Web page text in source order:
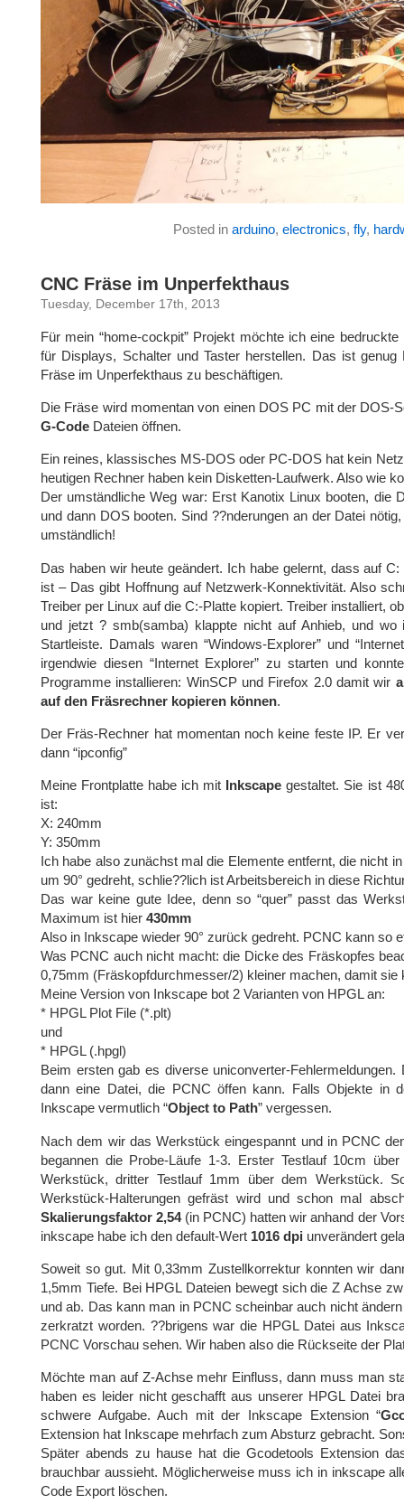
Posted in arduino, electronics, fly,
CNC Fräse im Unperfekthaus
Tuesday, December 17th, 2013
Für mein “home-cockpit” Projekt möchte ich eine
für Displays, Schalter und Taster herstellen. Das ist
Fräse im Unperfekthaus zu beschäftigen.
Die Fräse wird momentan von einen DOS PC mit der DOS-
G-Code Dateien öffnen.
Ein reines, klassisches MS-DOS oder PC-DOS hat kein
heutigen Rechner haben kein Disketten-Laufwerk. Also wie
Der umständliche Weg war: Erst Kanotix Linux booten, die
und dann DOS booten. Sind ??nderungen an der Datei
umständlich!
Das haben wir heute geändert. Ich habe gelernt, dass auf
ist – Das gibt Hoffnung auf Netzwerk-Konnektivität. Also
Treiber per Linux auf die C:-Platte kopiert. Treiber installiert,
und jetzt ? smb(samba) klappte nicht auf Anhieb, und
Startleiste. Damals waren “Windows-Explorer” und
irgendwie diesen “Internet Explorer” zu starten und
Programme installieren: WinSCP und Firefox 2.0 damit wir
auf den Fräsrechner kopieren können.
Der Fräs-Rechner hat momentan noch keine feste IP. Er
dann “ipconfig”
Meine Frontplatte habe ich mit Inkscape gestaltet. Sie ist
ist:
X: 240mm
Y: 350mm
Ich habe also zunächst mal die Elemente entfernt, die nicht
um 90° gedreht, schlie??lich ist Arbeitsbereich in diese
Das war keine gute Idee, denn so “quer” passt das
Maximum ist hier 430mm
Also in Inkscape wieder 90° zurück gedreht. PCNC kann so
Was PCNC auch nicht macht: die Dicke des Fräskopfes
0,75mm (Fräskopfdurchmesser/2) kleiner machen, damit sie
Meine Version von Inkscape bot 2 Varianten von HPGL an:
* HPGL Plot File (*.plt)
und
* HPGL (.hpgl)
Beim ersten gab es diverse uniconverter-
dann eine Datei, die PCNC öffen kann. Falls Objekte in
Inkscape vermutlich “Object to Path” vergessen.
Nach dem wir das Werkstück eingespannt und in PCNC
begannen die Probe-Läufe 1-3. Erster Testlauf 10cm
Werkstück, dritter Testlauf 1mm über dem Werkstück.
Werkstück-Halterungen gefräst wird und schon mal
Skalierungsfaktor 2,54(in PCNC) hatten wir anhand der
inkscape habe ich den default-Wert 1016 dpi unverändert
Soweit so gut. Mit 0,33mm Zustellkorrektur konnten wir
1,5mm Tiefe. Bei HPGL Dateien bewegt sich die Z Achse
und ab. Das kann man in PCNC scheinbar auch nicht
zerkratzt worden. ??brigens war die HPGL Datei aus
PCNC Vorschau sehen. Wir haben also die Rückseite der
Möchte man auf Z-Achse mehr Einfluss, dann muss man
haben es leider nicht geschafft aus unserer HPGL Datei
schwere Aufgabe. Auch mit der Inkscape Extension “
Extension hat Inkscape mehrfach zum Absturz gebracht.
Später abends zu hause hat die Gcodetools Extension
brauchbar aussieht. Möglicherweise muss ich in inkscape
Code Export löschen.